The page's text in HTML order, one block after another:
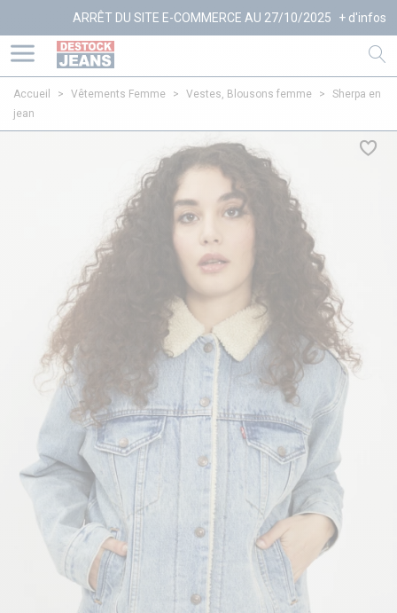
ARRÊT DU SITE E-COMMERCE AU 27/10/2025 + d'infos
Accueil > Vêtements Femme > Vestes, Blousons femme >
Sherpa en
jean